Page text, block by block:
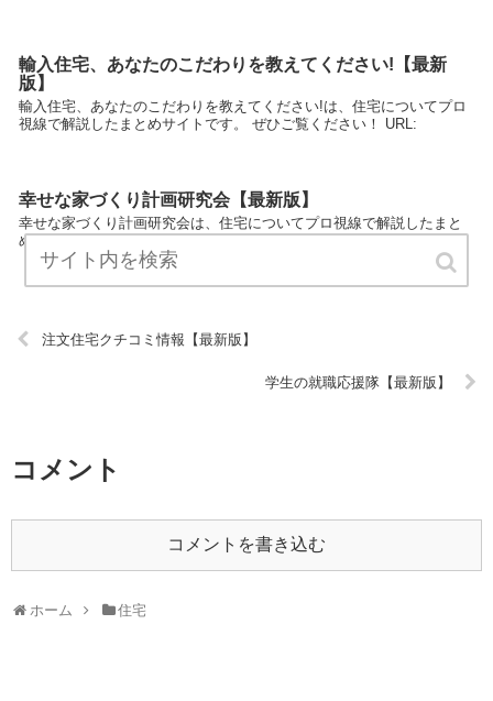
輸入住宅、あなたのこだわりを教えてください!【最新
版】
輸入住宅、あなたのこだわりを教えてください!は、住宅についてプロ
視線で解説したまとめサイトです。 ぜひご覧ください！ URL:
幸せな家づくり計画研究会【最新版】
幸せな家づくり計画研究会は、住宅についてプロ視線で解説したまと
めサイトです。 ぜひご覧ください！ URL:
注文住宅クチコミ情報【最新版】
学生の就職応援隊【最新版】
コメント
コメントを書き込む
ホーム 住宅